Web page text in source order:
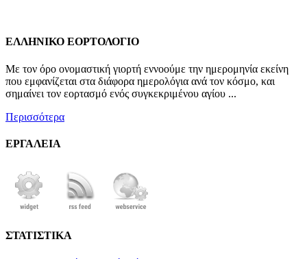
ΕΛΛΗΝΙΚΟ ΕΟΡΤΟΛΟΓΙΟ
Με τον όρο ονομαστική γιορτή εννοούμε την ημερομηνία εκείνη
που εμφανίζεται στα διάφορα ημερολόγια ανά τον κόσμο, και
σημαίνει τον εορτασμό ενός συγκεκριμένου αγίου ...
Περισσότερα
ΕΡΓΑΛΕΙΑ
ΣΤΑΤΙΣΤΙΚΑ